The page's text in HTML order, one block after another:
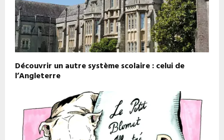
Découvrir un autre système scolaire : celui de
l’Angleterre